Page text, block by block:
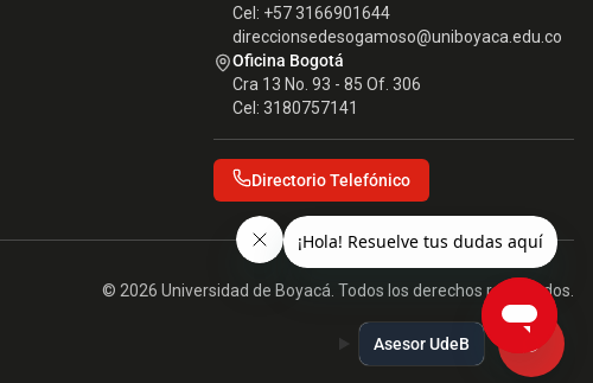
Cel: +57 3166901644
direccionsedesogamoso@uniboyaca.edu.co
Oficina Bogotá
Cra 13 No. 93 - 85 Of. 306
Cel: 3180757141
Directorio Telefónico
© 2026 Universidad de Boyacá. Todos los derechos reservados.
Asesor UdeB